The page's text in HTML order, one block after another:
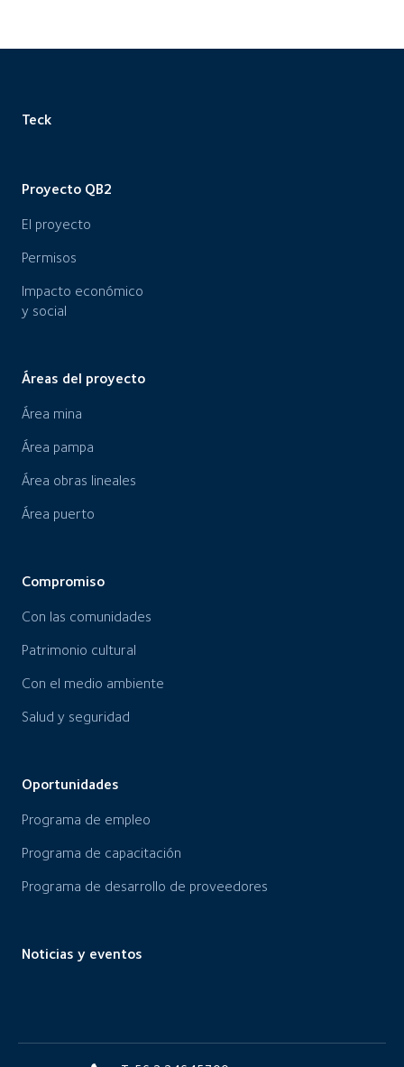
Teck
Proyecto QB2
El proyecto
Permisos
Impacto económico
y social
Áreas del proyecto
Área mina
Área pampa
Área obras lineales
Área puerto
Compromiso
Con las comunidades
Patrimonio cultural
Con el medio ambiente
Salud y seguridad
Oportunidades
Programa de empleo
Programa de capacitación
Programa de desarrollo de proveedores
Noticias y eventos